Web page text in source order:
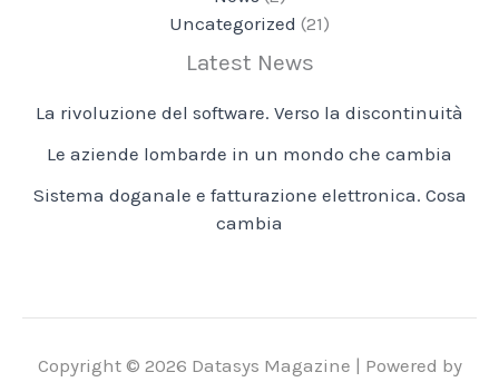
Uncategorized (21)
Latest News
La rivoluzione del software. Verso la discontinuità
Le aziende lombarde in un mondo che cambia
Sistema doganale e fatturazione elettronica. Cosa
cambia
Copyright © 2026 Datasys Magazine | Powered by